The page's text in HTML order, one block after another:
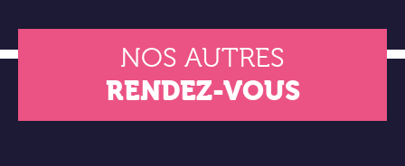
NOS AUTRES
RENDEZ-VOUS